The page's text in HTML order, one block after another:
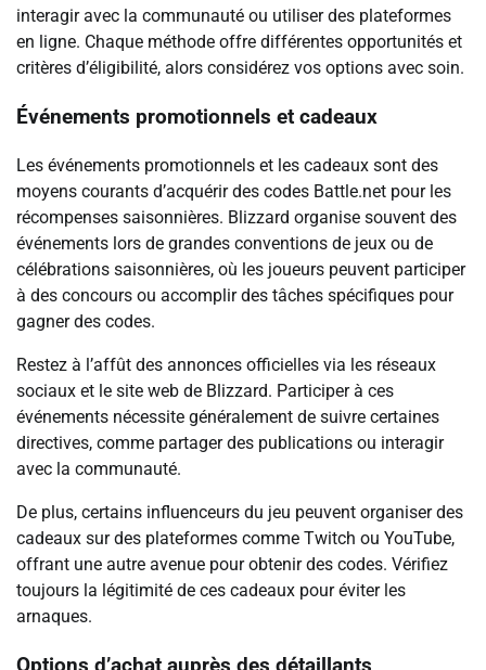
interagir avec la communauté ou utiliser des plateformes
en ligne. Chaque méthode offre différentes opportunités et
critères d’éligibilité, alors considérez vos options avec soin.
Événements promotionnels et cadeaux
Les événements promotionnels et les cadeaux sont des
moyens courants d’acquérir des codes Battle.net pour les
récompenses saisonnières. Blizzard organise souvent des
événements lors de grandes conventions de jeux ou de
célébrations saisonnières, où les joueurs peuvent participer
à des concours ou accomplir des tâches spécifiques pour
gagner des codes.
Restez à l’affût des annonces officielles via les réseaux
sociaux et le site web de Blizzard. Participer à ces
événements nécessite généralement de suivre certaines
directives, comme partager des publications ou interagir
avec la communauté.
De plus, certains influenceurs du jeu peuvent organiser des
cadeaux sur des plateformes comme Twitch ou YouTube,
offrant une autre avenue pour obtenir des codes. Vérifiez
toujours la légitimité de ces cadeaux pour éviter les
arnaques.
Options d’achat auprès des détaillants